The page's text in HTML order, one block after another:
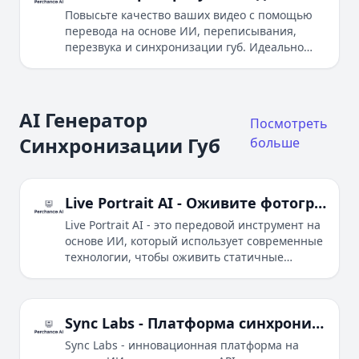
Повысьте качество ваших видео с помощью
перевода на основе ИИ, переписывания,
перезвука и синхронизации губ. Идеально
AI Генератор
Синхронизации Губ
Посмотреть
больше
Live Portrait AI - Оживите фотографии с помощью анимации на основе ИИ
Live Portrait AI - это передовой инструмент на
основе ИИ, который использует современные
технологии, чтобы оживить статичные
движениями.
Sync Labs - Платформа синхронизации губ на основе ИИ
Sync Labs - инновационная платформа на